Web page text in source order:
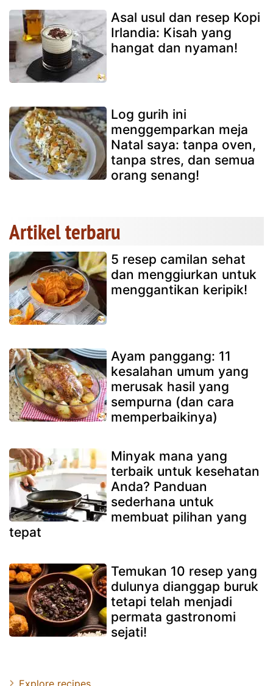
Asal usul dan resep Kopi
Irlandia: Kisah yang
hangat dan nyaman!
Log gurih ini
menggemparkan meja
Natal saya: tanpa oven,
tanpa stres, dan semua
orang senang!
Artikel terbaru
5 resep camilan sehat
dan menggiurkan untuk
menggantikan keripik!
Ayam panggang: 11
kesalahan umum yang
merusak hasil yang
sempurna (dan cara
memperbaikinya)
Minyak mana yang
terbaik untuk kesehatan
Anda? Panduan
sederhana untuk
membuat pilihan yang
tepat
Temukan 10 resep yang
dulunya dianggap buruk
tetapi telah menjadi
permata gastronomi
sejati!
Explore recipes